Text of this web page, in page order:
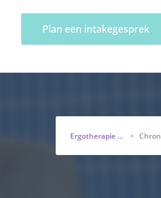
Plan een intakegesprek
Ergotherapie Eenhoorn >